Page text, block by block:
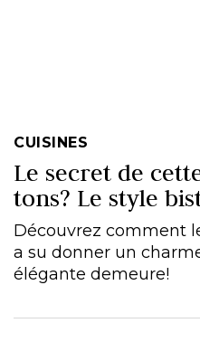
CUISINES
Le secret de
tons? Le style
Découvrez comment
a su donner un
élégante demeure!